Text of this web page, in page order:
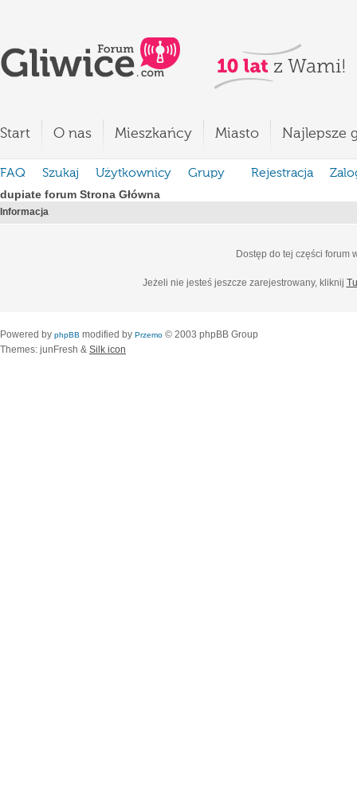
Start O nas Mieszkańcy Miasto Najlepsze
FAQ Szukaj Użytkownicy Grupy Rejestracja
dupiate forum Strona Główna
Informacja
Dostęp do tej części forum
Jeżeli nie jesteś jeszcze zarejestrowany, kliknij
Powered by phpBB modified by Przemo © 2003 phpBB Group
Themes: junFresh & Silk icon